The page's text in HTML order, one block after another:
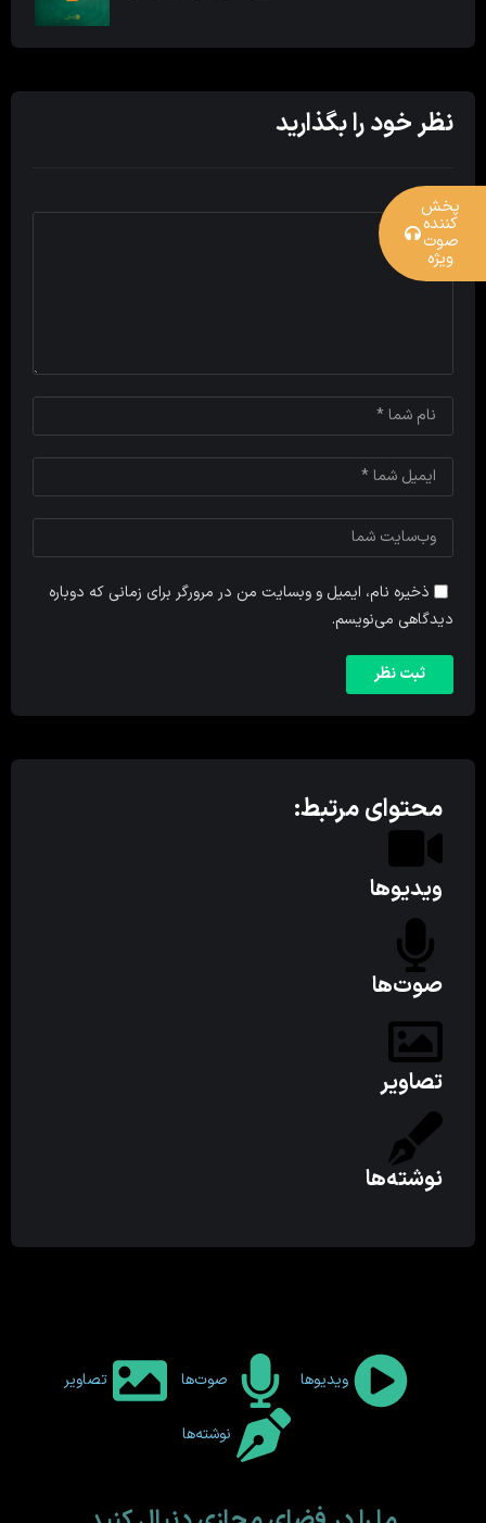
نظر خود را بگذارید
ذخیره نام، ایمیل و وبسایت من در مرورگر برای زمانی که دوباره
دیدگاهی می‌نویسم.
محتوای مرتبط:
ویدیوها
صوت‌ها
تصاویر
نوشته‌ها
ویدیوها صوت‌ها تصاویر
نوشته‌ها
پخش
کننده
صوت
ویژه